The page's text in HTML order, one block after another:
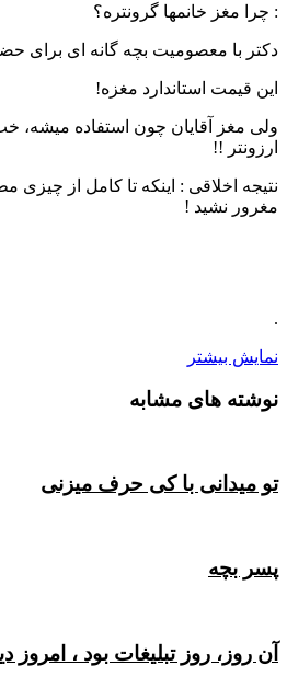
: چرا مغز خانمها گرونتره؟
دکتر با معصومیت بچه گانه ای برای
این قیمت استاندارد مغزه!
ولی مغز آقایان چون استفاده میشه،
ارزونتر !!
نتیجه اخلاقی : اینکه تا کامل از چیزی
مغرور نشید !
.
نمایش بیشتر
نوشته های مشابه
تو میدانی با کی حرف میزنی
پسر بچه
آن روز، روز تبلیغات بود ، امروز